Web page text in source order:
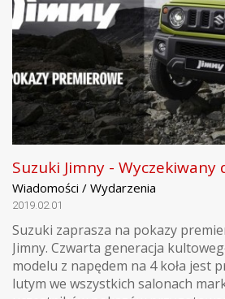
Suzuki Jimny - Wyczekiwany
Wiadomości / Wydarzenia
2019.02.01
Suzuki zaprasza na pokazy
Jimny. Czwarta generacja
modelu z napędem na 4 koła jest
lutym we wszystkich salonach